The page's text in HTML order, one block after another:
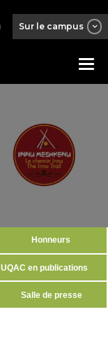
Sur le campus
Honneurs
UQAC en publications
Salle de presse